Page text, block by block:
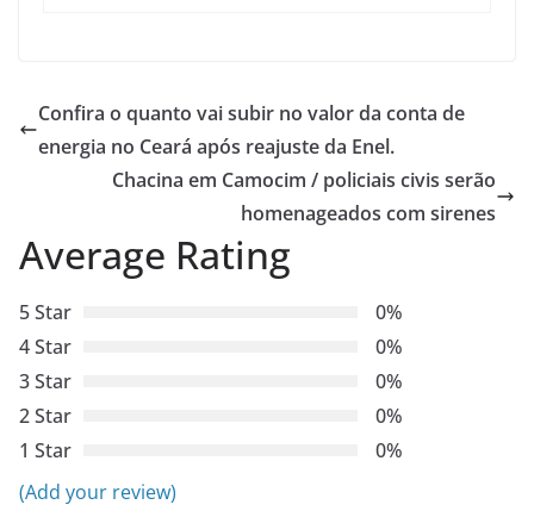
Confira o quanto vai subir no valor da conta de
energia no Ceará após reajuste da Enel.
Chacina em Camocim / policiais civis serão
homenageados com sirenes
Average Rating
5 Star
0%
4 Star
0%
3 Star
0%
2 Star
0%
1 Star
0%
(Add your review)